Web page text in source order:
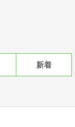
新着